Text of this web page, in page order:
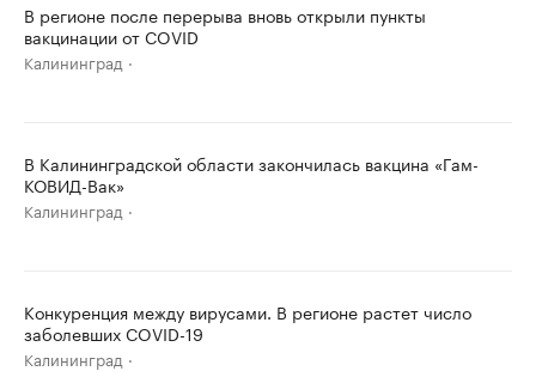
В регионе после перерыва вновь открыли пункты
вакцинации от COVID
Калининград
В Калининградской области закончилась вакцина «Гам-
КОВИД-Вак»
Калининград
Конкуренция между вирусами. В регионе растет число
заболевших COVID-19
Калининград